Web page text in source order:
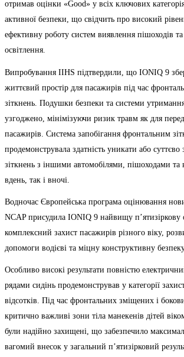
отримав оцінки «Good» у всіх ключових
активної безпеки, що свідчить про високий
ефективну роботу систем виявлення пішоходів
освітлення.
Випробування IIHS підтвердили, що IONIQ 9
життєвий простір для пасажирів під час
зіткнень. Подушки безпеки та системи
узгоджено, мінімізуючи ризик травм як для
пасажирів. Система запобігання фронтальним
продемонструвала здатність уникати або
зіткнень з іншими автомобілями, пішоходами та
вдень, так і вночі.
Водночас Європейська програма оцінювання
NCAP присудила IONIQ 9 найвищу п’ятизіркову
комплексний захист пасажирів різного віку,
допомоги водієві та міцну конструктивну
Особливо високі результати повністю
рядами сидінь продемонстрував у категорії
відсотків. Під час фронтальних зміщених і
критично важливі зони тіла манекенів дітей
були надійно захищені, що забезпечило
вагомий внесок у загальний п’ятизірковий